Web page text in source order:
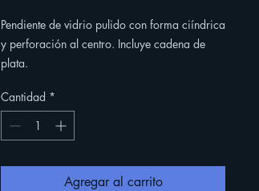
Pendiente de vidrio pulido con forma ciíndrica
y perforación al centro. Incluye cadena de
plata.
Cantidad *
Agregar al carrito